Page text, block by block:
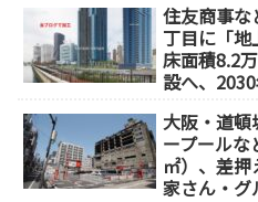
住友商事
丁目に「
床面積8.2
設へ、
大阪・道頓
ープール
㎡）、差
家さん・グ